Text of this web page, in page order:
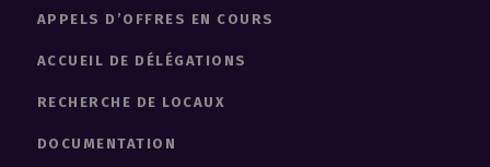
APPELS D’OFFRES EN COURS
ACCUEIL DE DÉLÉGATIONS
RECHERCHE DE LOCAUX
DOCUMENTATION